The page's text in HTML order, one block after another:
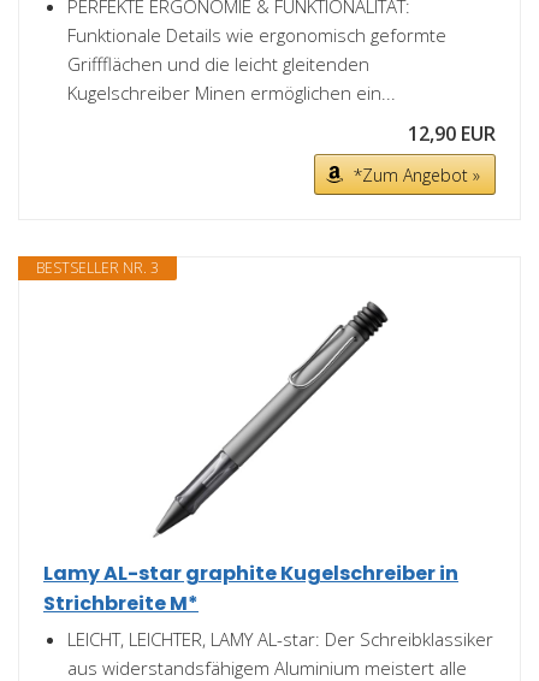
PERFEKTE ERGONOMIE & FUNKTIONALITÄT:
Funktionale Details wie ergonomisch geformte
Griffflächen und die leicht gleitenden
Kugelschreiber Minen ermöglichen ein...
12,90 EUR
*Zum Angebot »
BESTSELLER NR. 3
Lamy AL-star graphite Kugelschreiber in
Strichbreite M*
LEICHT, LEICHTER, LAMY AL-star: Der Schreibklassiker
aus widerstandsfähigem Aluminium meistert alle